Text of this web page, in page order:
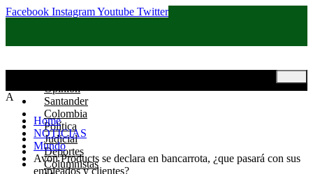
Facebook InstagramYoutube Twitter
Opinión
Santander
Colombia
Política
Judicial
Deportes
Columnistas
A
Home
NOTICIAS
Mundo
Avon Products se declara en bancarrota, ¿que pasará con sus
empleados y clientes?